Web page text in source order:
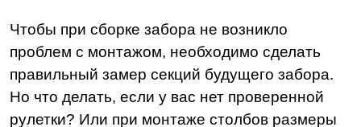
Чтобы при сборке забора не возникло
проблем с монтажом, необходимо сделать
правильный замер секций будущего забора.
Но что делать, если у вас нет проверенной
рулетки? Или при монтаже столбов размеры